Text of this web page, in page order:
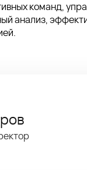
команд,
анализ,